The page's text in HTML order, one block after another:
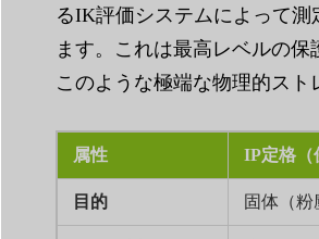
るIK評価システムによって
ます。これは最高レベルの
このような極端な物理的ス
属性 IP定格（
目的 固体（